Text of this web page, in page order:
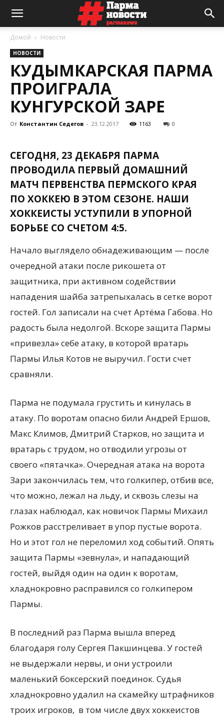
Домой Новости
НОВОСТИ
КУДЫМКАРСКАЯ ПАРМА
ПРОИГРАЛА
КУНГУРСКОЙ ЗАРЕ
От Константин Седегов - 23.12.2017 1163 0
СЕГОДНЯ, 23 ДЕКАБРЯ ПАРМА
ПРОВОДИЛА ПЕРВЫЙ ДОМАШНИЙ
МАТЧ ПЕРВЕНСТВА ПЕРМСКОГО КРАЯ
ПО ХОККЕЮ В ЭТОМ СЕЗОНЕ. НАШИ
ХОККЕИСТЫ УСТУПИЛИ В УПОРНОЙ
БОРЬБЕ СО СЧЕТОМ 4:5.
Начало выглядело обнадеживающим — после
очередной атаки после рикошета от
защитника, при активном содействии
нападения шайба затрепыхалась в сетке ворот
гостей. Гол записали на счет Артёма Габова. Но
радость была недолгой. Вскоре защита Пармы
«привезла» себе атаку, в которой вратарь
Пармы Илья Котов не выручил. Гости счет
сравняли.
Парма не подумала грустить и кинулась в
атаку. По воротам опасно били Андрей Ершов,
Макс Климов, Дмитрий Старков, но защита и
вратарь с трудом, но отводили угрозы от
своего «пятачка». Очередная атака на ворота
Зари закончилась тем, что голкипер, отбив все,
что можно, лежал на льду, и сквозь слезы на
глазах наблюдал, как новичок Пармы Михаил
Рожков расстреливает в упор пустые ворота.
Но и этот гол не переломил ход событий. Опять
защита Пармы «зевнула», и нападающий
гостей, выйдя один на один к воротам,
хладнокровно расправился со голкипером
Пармы.
В последний раз Парма вышла вперед
благодаря голу Сергея Пакшинцева. У гостей
не выдержали нервы, и они устроили
маленький боксерский поединок. Судья
хладнокровно удалил на скамейку штрафников
троих игроков, в том числе двух хоккеистов